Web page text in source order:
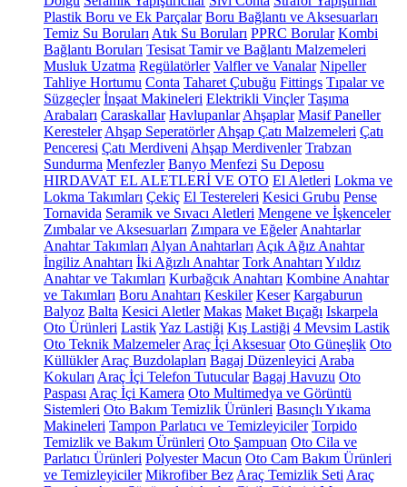
Plastik Boru ve Ek Parçalar Boru Bağlantı ve Aksesuarları
Temiz Su Boruları Atık Su Boruları PPRC Borular Kombi
Bağlantı Boruları Tesisat Tamir ve Bağlantı Malzemeleri
Musluk Uzatma Regülatörler Valfler ve Vanalar Nipeller
Tahliye Hortumu Conta Taharet Çubuğu Fittings Tıpalar ve
Süzgeçler İnşaat Makineleri Elektrikli Vinçler Taşıma
Arabaları Caraskallar Havlupanlar Ahşaplar Masif Paneller
Keresteler Ahşap Seperatörler Ahşap Çatı Malzemeleri Çatı
Penceresi Çatı Merdiveni Ahşap Merdivenler Trabzan
Sundurma Menfezler Banyo Menfezi Su Deposu
HIRDAVAT EL ALETLERİ VE OTO El Aletleri Lokma ve
Lokma Takımları Çekiç El Testereleri Kesici Grubu Pense
Tornavida Seramik ve Sıvacı Aletleri Mengene ve İşkenceler
Zımbalar ve Aksesuarları Zımpara ve Eğeler Anahtarlar
Anahtar Takımları Alyan Anahtarları Açık Ağız Anahtar
İngiliz Anahtarı İki Ağızlı Anahtar Tork Anahtarı Yıldız
Anahtar ve Takımları Kurbağcık Anahtarı Kombine Anahtar
ve Takımları Boru Anahtarı Keskiler Keser Kargaburun
Balyoz Balta Kesici Aletler Makas Maket Bıçağı Iskarpela
Oto Ürünleri LastikYaz Lastiği Kış Lastiği 4 Mevsim Lastik
Oto Teknik Malzemeler Araç İçi Aksesuar Oto Güneşlik Oto
Küllükler Araç Buzdolapları Bagaj Düzenleyici Araba
Kokuları Araç İçi Telefon Tutucular Bagaj Havuzu Oto
Paspası Araç İçi Kamera Oto Multimedya ve Görüntü
Sistemleri Oto Bakım Temizlik Ürünleri Basınçlı Yıkama
Makineleri Tampon Parlatıcı ve Temizleyiciler Torpido
Temizlik ve Bakım Ürünleri Oto Şampuan Oto Cila ve
Parlatıcı Ürünleri Polyester Macun Oto Cam Bakım Ürünleri
ve Temizleyiciler Mikrofiber Bez Araç Temizlik Seti Araç